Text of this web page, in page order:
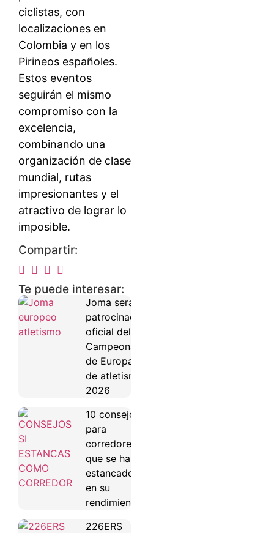
ciclistas, con
localizaciones en
Colombia y en los
Pirineos españoles.
Estos eventos
seguirán el mismo
compromiso con la
excelencia,
combinando una
organización de clase
mundial, rutas
impresionantes y el
atractivo de lograr lo
imposible.
Compartir:
Te puede interesar:
Joma será
patrocinador
oficial del
Campeonato
de Europa
de atletismo
2026
10 consejos
para
corredores
que se han
estancado
en su
rendimiento
226ERS